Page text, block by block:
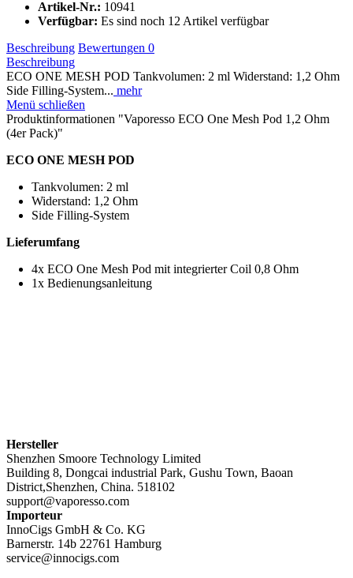
Artikel-Nr.: 10941
Verfügbar: Es sind noch 12 Artikel verfügbar
Beschreibung Bewertungen 0
Beschreibung
ECO ONE MESH POD Tankvolumen: 2 ml Widerstand: 1,2 Ohm
Side Filling-System... mehr
Menü schließen
Produktinformationen "Vaporesso ECO One Mesh Pod 1,2 Ohm
(4er Pack)"
ECO ONE MESH POD
Tankvolumen: 2 ml
Widerstand: 1,2 Ohm
Side Filling-System
Lieferumfang
4x ECO One Mesh Pod mit integrierter Coil 0,8 Ohm
1x Bedienungsanleitung
Hersteller
Shenzhen Smoore Technology Limited
Building 8, Dongcai industrial Park, Gushu Town, Baoan
District,Shenzhen, China. 518102
support@vaporesso.com
Importeur
InnoCigs GmbH & Co. KG
Barnerstr. 14b 22761 Hamburg
service@innocigs.com